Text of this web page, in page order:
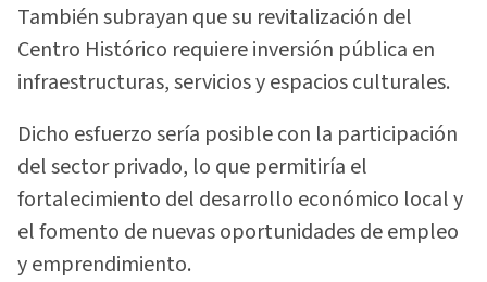
También subrayan que su revitalización del
Centro Histórico requiere inversión pública en
infraestructuras, servicios y espacios culturales.
Dicho esfuerzo sería posible con la participación
del sector privado, lo que permitiría el
fortalecimiento del desarrollo económico local y
el fomento de nuevas oportunidades de empleo
y emprendimiento.